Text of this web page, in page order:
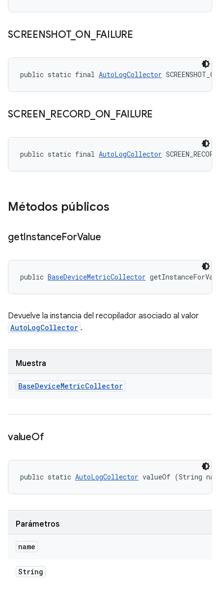
SCREENSHOT_ ON FAILURE
public static final AutoLogCollector
SCREEN RECORD_ ON FAILURE
public static final AutoLogCollector
Métodos públicos
getInstanceForValue
public BaseDeviceMetricCollector
Devuelve la instancia del recopilador asociado al valor
AutoLogCollector .
Muestra
BaseDeviceMetricCollector
valueOf
public static AutoLogCollector valueOf (String
Parámetros
name
String